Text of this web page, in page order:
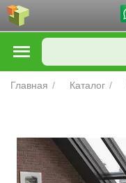
Главная / Каталог /